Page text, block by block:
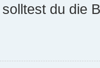
du die